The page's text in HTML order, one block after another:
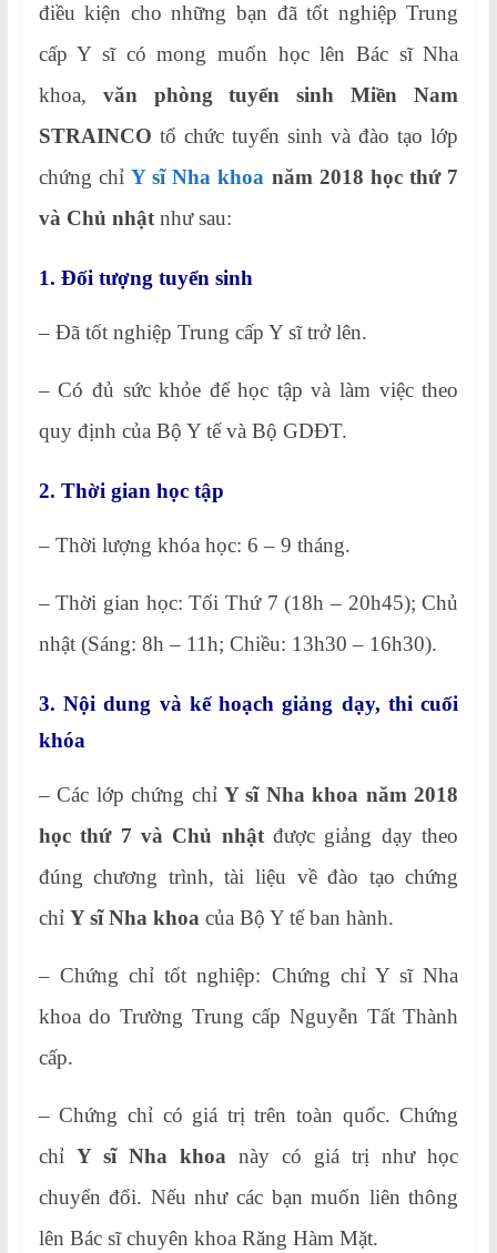
điều kiện cho những bạn đã tốt nghiệp Trung
cấp Y sĩ có mong muốn học lên Bác sĩ Nha
khoa, văn phòng tuyển sinh Miền Nam
STRAINCO tổ chức tuyển sinh và đào tạo lớp
chứng chỉY sĩ Nha khoa năm 2018 học thứ 7
và Chủ nhậtnhư sau:
1. Đối tượng tuyển sinh
– Đã tốt nghiệp Trung cấp Y sĩ trở lên.
– Có đủ sức khỏe để học tập và làm việc theo
quy định của Bộ Y tế và Bộ GDĐT.
2. Thời gian học tập
– Thời lượng khóa học: 6 – 9 tháng.
– Thời gian học: Tối Thứ 7 (18h – 20h45); Chủ
nhật (Sáng: 8h – 11h; Chiều: 13h30 – 16h30).
3. Nội dung và kế hoạch giảng dạy, thi cuối
khóa
– Các lớp chứng chỉ Y sĩ Nha khoa năm 2018
học thứ 7 và Chủ nhậtđược giảng dạy theo
đúng chương trình, tài liệu về đào tạo chứng
chỉ Y sĩ Nha khoacủa Bộ Y tế ban hành.
– Chứng chỉ tốt nghiệp: Chứng chỉ Y sĩ Nha
khoa do Trường Trung cấp Nguyễn Tất Thành
cấp.
– Chứng chỉ có giá trị trên toàn quốc. Chứng
chỉ Y sĩ Nha khoanày có giá trị như học
chuyển đổi. Nếu như các bạn muốn liên thông
lên Bác sĩ chuyên khoa Răng Hàm Mặt.